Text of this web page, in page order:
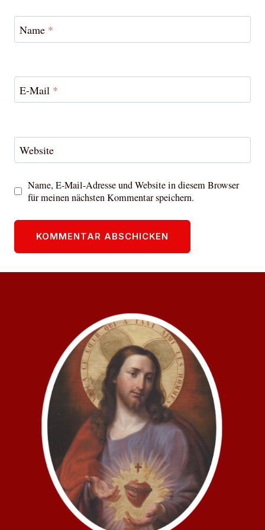
Name *
E-Mail *
Website
Name, E-Mail-Adresse und Website in diesem Browser
für meinen nächsten Kommentar speichern.